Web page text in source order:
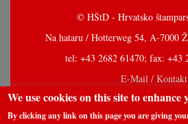
© HŠtD - Hrvatsko
Na hataru / Hotterweg 54, A-7000
tel: +43 2682 61470; fax: +43
E-Mail / Kontakt
We use cookies on this site to enhance
By clicking any link on this page you are giving